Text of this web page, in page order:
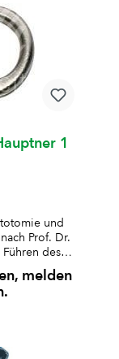
1
und
Prof. Dr.
des
und
melden